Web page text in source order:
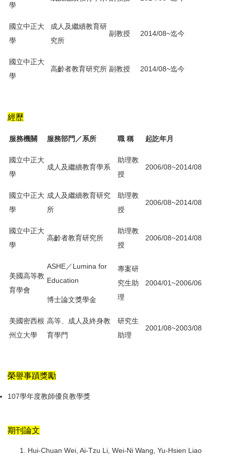
學
國立中正大
學
成人及繼續教育研
究所
副教授 2014/08~迄今
國立中正大
學
高齡者教育研究所 副教授 2014/08~迄今
經歷
服務機關 服務部門／系所 職 稱 起訖年月
國立中正大
學
成人及繼續教育學系
助理教
授
2006/08~2014/08
國立中正大
學
成人及繼續教育研究
所
助理教
授
2006/08~2014/08
國立中正大
學
高齡者教育研究所
助理教
授
2006/08~2014/08
美國高等教
育學會
ASHE／Lumina for
Education
博士論文獎學金
專案研
究生助
理
2004/01~2006/06
美國密西根
州立大學
高等、成人及終身教
育學門
研究生
助理
2001/08~2003/08
榮譽事蹟獎勵
107學年度教師優良教學獎
期刊論文
Hui-Chuan Wei, Ai-Tzu Li, Wei-Ni Wang, Yu-Hsien Liao